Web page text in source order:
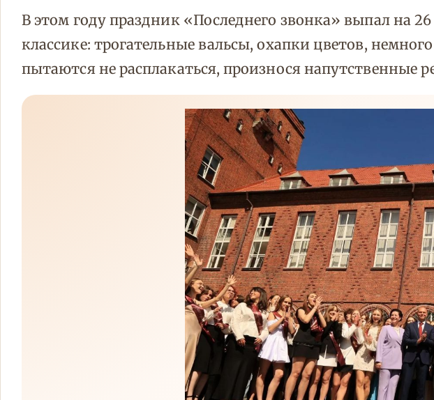
В этом году праздник «Последнего звонка» выпал на
классике: трогательные вальсы, охапки цветов,
пытаются не расплакаться, произнося напутственные